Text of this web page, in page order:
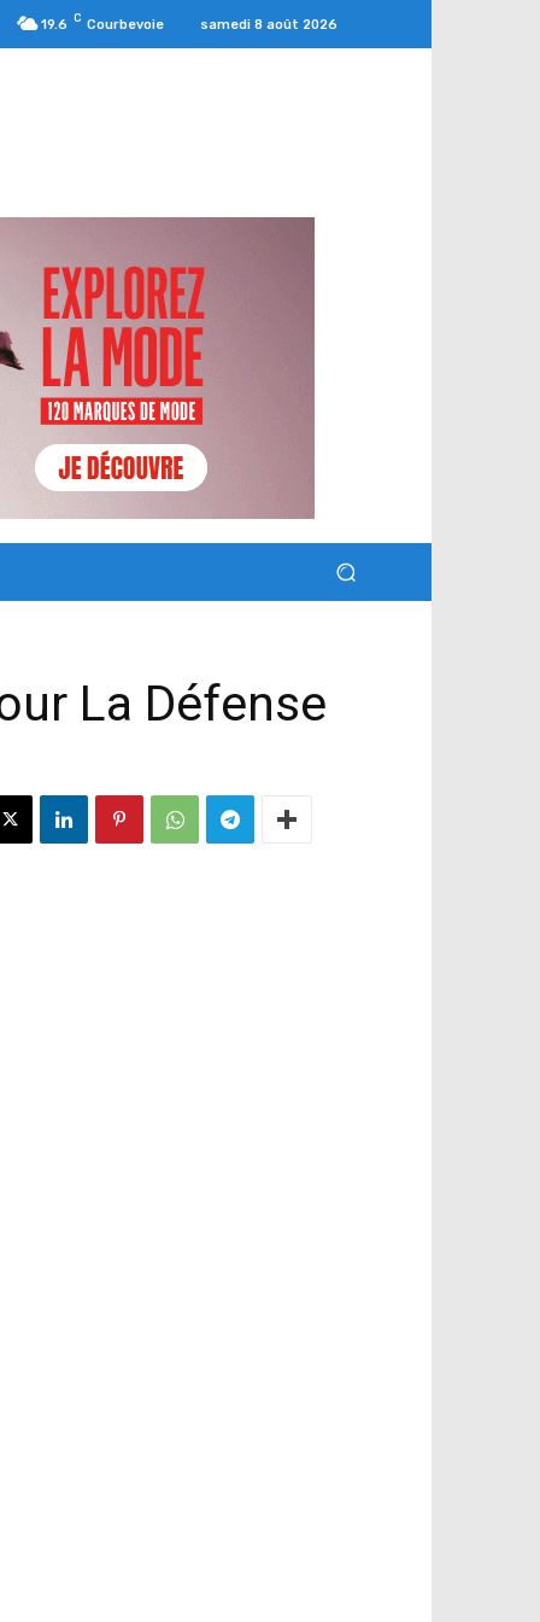
19.6 C Courbevoie samedi 8 août 2026
La Défense